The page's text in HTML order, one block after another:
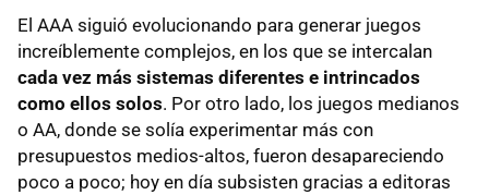
El AAA siguió evolucionando para generar juegos
increíblemente complejos, en los que se intercalan
cada vez más sistemas diferentes e intrincados
como ellos solos. Por otro lado, los juegos medianos
o AA, donde se solía experimentar más con
presupuestos medios-altos, fueron desapareciendo
poco a poco; hoy en día subsisten gracias a editoras